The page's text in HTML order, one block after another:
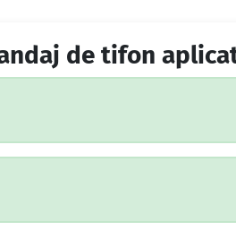
de tifon